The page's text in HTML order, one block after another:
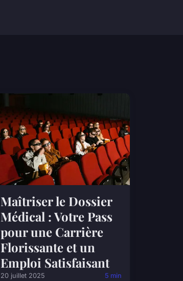
Maîtriser le Dossier
Médical : Votre Pass
pour une Carrière
Florissante et un
Emploi Satisfaisant
20 juillet 2025 5 min